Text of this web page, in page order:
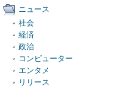
ニュース
社会
経済
政治
コンピューター
エンタメ
リリース